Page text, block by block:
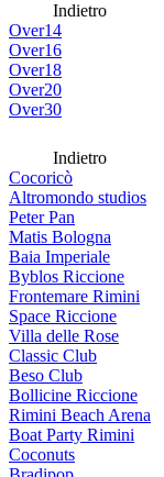
Indietro
Over14
Over16
Over18
Over20
Over30
Indietro
Cocoricò
Altromondo studios
Peter Pan
Matis Bologna
Baia Imperiale
Byblos Riccione
Frontemare Rimini
Space Riccione
Villa delle Rose
Classic Club
Beso Club
Bollicine Riccione
Rimini Beach Arena
Boat Party Rimini
Coconuts